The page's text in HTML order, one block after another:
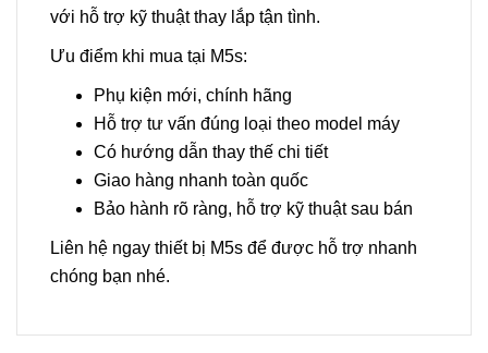
với hỗ trợ kỹ thuật thay lắp tận tình.
Ưu điểm khi mua tại M5s:
Phụ kiện mới, chính hãng
Hỗ trợ tư vấn đúng loại theo model máy
Có hướng dẫn thay thế chi tiết
Giao hàng nhanh toàn quốc
Bảo hành rõ ràng, hỗ trợ kỹ thuật sau bán
Liên hệ ngay thiết bị M5s để được hỗ trợ nhanh
chóng bạn nhé.